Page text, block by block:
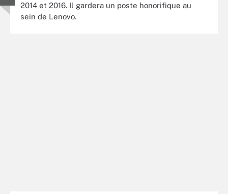
2014 et 2016. Il gardera un poste honorifique au
sein de Lenovo.